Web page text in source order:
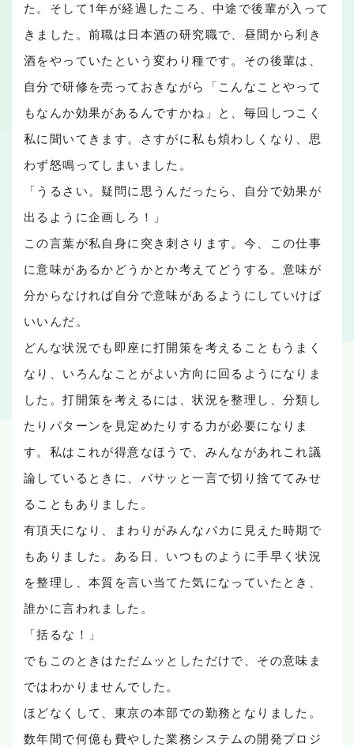
た。そして1年が経過したころ、中途で後輩が入って
きました。前職は日本酒の研究職で、昼間から利き
酒をやっていたという変わり種です。その後輩は、
自分で研修を売っておきながら「こんなことやって
もなんか効果があるんですかね」と、毎回しつこく
私に聞いてきます。さすがに私も煩わしくなり、思
わず怒鳴ってしまいました。
「うるさい。疑問に思うんだったら、自分で効果が
出るように企画しろ！」
この言葉が私自身に突き刺さります。今、この仕事
に意味があるかどうかとか考えてどうする。意味が
分からなければ自分で意味があるようにしていけば
いいんだ。
どんな状況でも即座に打開策を考えることもうまく
なり、いろんなことがよい方向に回るようになりま
した。打開策を考えるには、状況を整理し、分類し
たりパターンを見定めたりする力が必要になりま
す。私はこれが得意なほうで、みんながあれこれ議
論しているときに、バサッと一言で切り捨ててみせ
ることもありました。
有頂天になり、まわりがみんなバカに見えた時期で
もありました。ある日、いつものように手早く状況
を整理し、本質を言い当てた気になっていたとき、
誰かに言われました。
「括るな！」
でもこのときはただムッとしただけで、その意味ま
ではわかりませんでした。
ほどなくして、東京の本部での勤務となりました。
数年間で何億も費やした業務システムの開発プロジ